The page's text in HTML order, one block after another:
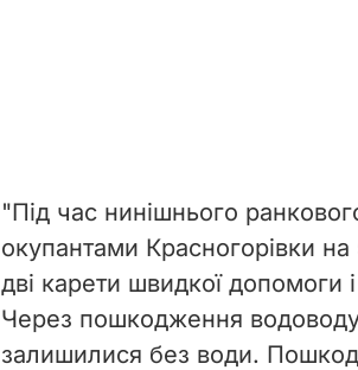
"Під час нинішнього
окупантами Красногорівки
дві карети швидкої допомоги
Через пошкодження водоводу
залишилися без води.